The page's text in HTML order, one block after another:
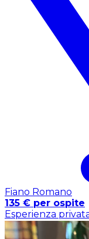
Fiano Romano
135 € per ospite
Esperienza